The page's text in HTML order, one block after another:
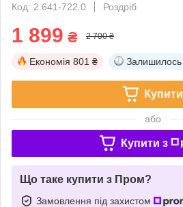
Код: 2.641-722.0
Роздріб
1 899 ₴ 2 700 ₴
Економія 801 ₴ Залишилось
Купити
або
Купити з
Що таке купити з Пром?
Замовлення під захистом